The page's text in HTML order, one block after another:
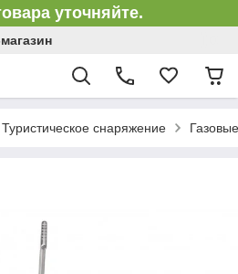
уточняйте.
Туристическое снаряжение